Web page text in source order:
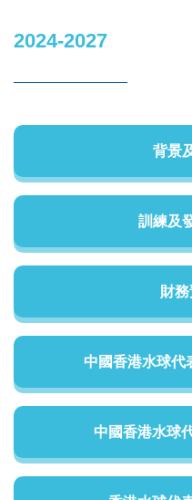
2024-2027
背景
訓練及
財
中國香港水球代
中國香港水球